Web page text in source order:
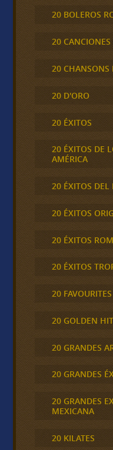
20 BOLEROS
20 CANCIONES
20 CHANSONS
20 D'ORO
20 ÉXITOS
20 ÉXITOS DE
AMÉRICA
20 ÉXITOS DEL
20 ÉXITOS
20 ÉXITOS
20 ÉXITOS
20
20 GOLDEN
20 GRANDES
20 GRANDES
20 GRANDES
MEXICANA
20 KILATES